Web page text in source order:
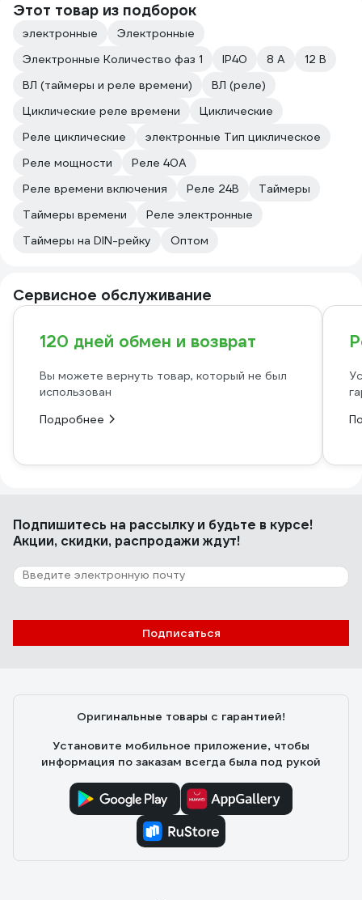
Этот товар из подборок
электронные
Электронные
Электронные Количество фаз 1
IP40 8 А
12 В
ВЛ (таймеры и реле времени)
ВЛ (реле)
Циклические реле времени
Циклические
Реле циклические
электронные Тип циклическое
Реле мощности
Реле 40А
Реле времени включения
Реле 24В
Таймеры
Таймеры времени
Реле электронные
Таймеры на DIN-рейку
Оптом
Сервисное обслуживание
120 дней обмен и возврат
Вы можете вернуть товар, который не был
использован
Подробнее
Подпишитесь на рассылкуи будьте в курсе!
Акции, скидки, распродажи ждут!
Подписаться
Оригинальные товары с гарантией!
Установите мобильное приложение, чтобы
информация по заказам всегда была под рукой